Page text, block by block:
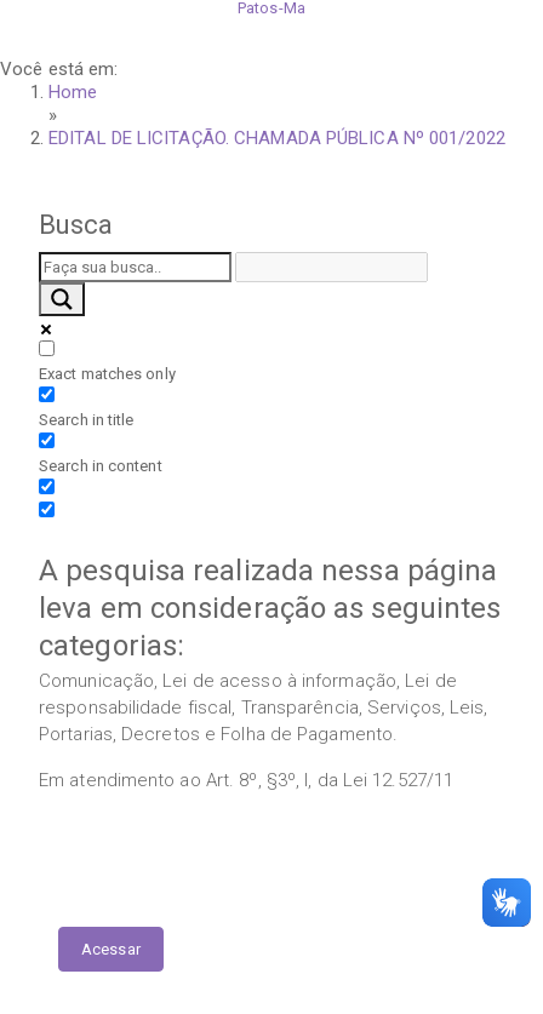
Você está em:
Home
»
EDITAL DE LICITAÇÃO. CHAMADA PÚBLICA Nº 001/2022
Busca
Exact matches only
Search in title
Search in content
A pesquisa realizada nessa página
leva em consideração as seguintes
categorias:
Comunicação, Lei de acesso à informação, Lei de
responsabilidade fiscal, Transparência, Serviços, Leis,
Portarias, Decretos e Folha de Pagamento.
Em atendimento ao Art. 8º, §3º, I, da Lei 12.527/11
Acessar